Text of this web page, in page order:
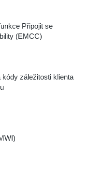
Připojit se
(EMCC)
záležitosti klienta